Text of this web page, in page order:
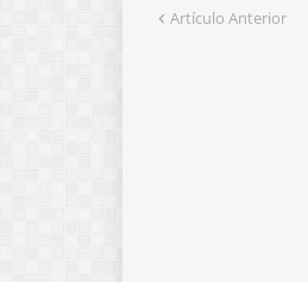
Artículo Anterior